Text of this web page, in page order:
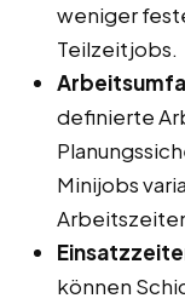
weniger
Teilzeitjobs.
definierte
Minijobs
können